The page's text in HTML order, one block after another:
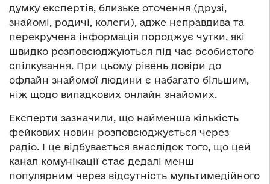
думку експертів, близьке оточення (друзі,
знайомі, родичі, колеги), адже неправдива та
перекручена інформація породжує чутки, які
швидко розповсюджуються під час особистого
спілкування. При цьому рівень довіри до
офлайн знайомої людини є набагато більшим,
ніж щодо випадкових онлайн знайомих.
Експерти зазначили, що найменша кількість
фейкових новин розповсюджується через
радіо. І це відбувається внаслідок того, що цей
канал комунікації стає дедалі менш
популярним через відсутність мультимедійного